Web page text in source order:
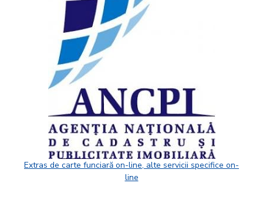
Extras de carte funciară on-line, alte servicii specifice on-
line